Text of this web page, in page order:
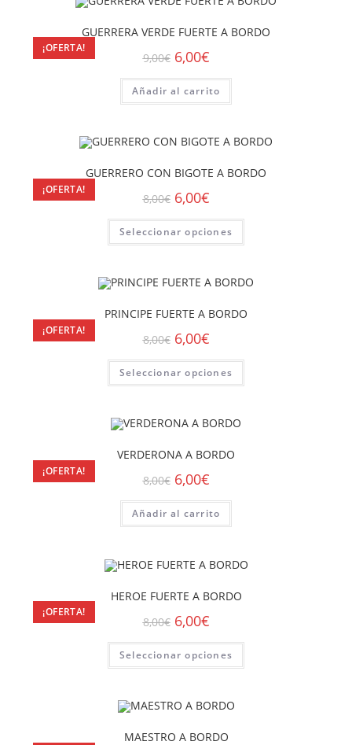
¡OFERTA!
GUERRERA VERDE FUERTE A BORDO
9,00€ 6,00€
Añadir al carrito
¡OFERTA!
GUERRERO CON BIGOTE A BORDO
8,00€ 6,00€
Seleccionar opciones
¡OFERTA!
PRINCIPE FUERTE A BORDO
8,00€ 6,00€
Seleccionar opciones
¡OFERTA!
VERDERONA A BORDO
8,00€ 6,00€
Añadir al carrito
¡OFERTA!
HEROE FUERTE A BORDO
8,00€ 6,00€
Seleccionar opciones
MAESTRO A BORDO